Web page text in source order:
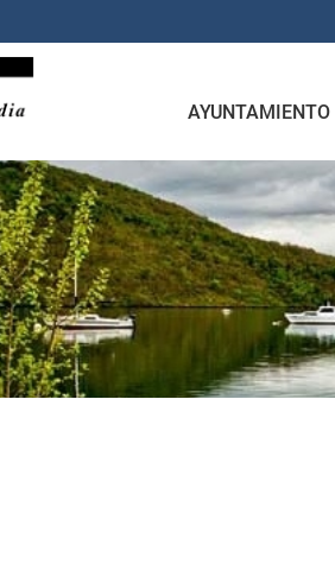
AYUNTAMIENTO